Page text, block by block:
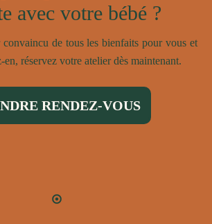
avec votre bébé ?
convaincu de tous les bienfaits pour vous et
réservez votre atelier dès maintenant.
RENDEZ-VOUS